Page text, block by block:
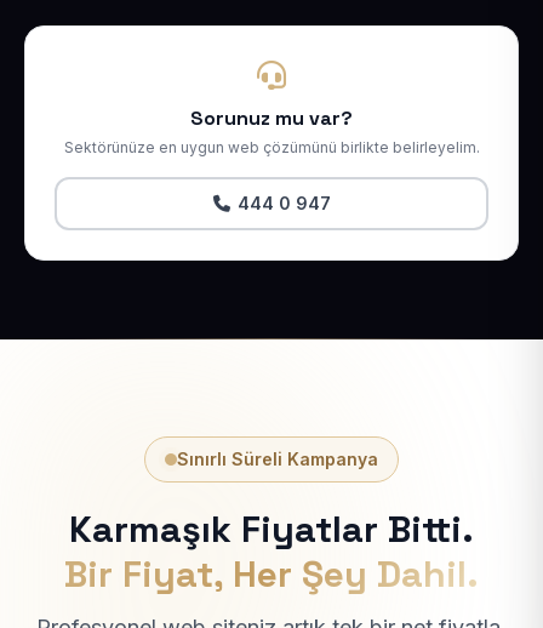
Sorunuz mu var?
Sektörünüze en uygun web çözümünü birlikte belirleyelim.
444 0 947
Sınırlı Süreli Kampanya
Karmaşık Fiyatlar Bitti.
Bir Fiyat, Her Şey Dahil.